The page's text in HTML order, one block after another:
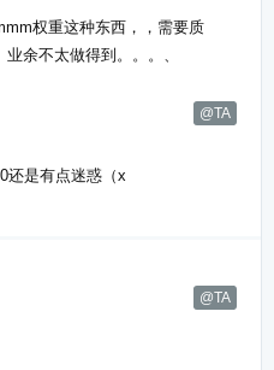
权重这种东西，，需要质
余不太做得到。。。、
@TA
还是有点迷惑（x
@TA